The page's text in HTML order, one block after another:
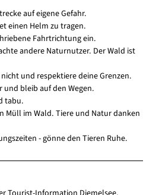
auf eigene Gefahr.
einen Helm zu tragen.
Fahrtrichtung ein.
andere Naturnutzer. Der Wald ist
und respektiere deine Grenzen.
und bleib auf den Wegen.
tabu.
Müll im Wald. Tiere und Natur danken
- gönne den Tieren Ruhe.